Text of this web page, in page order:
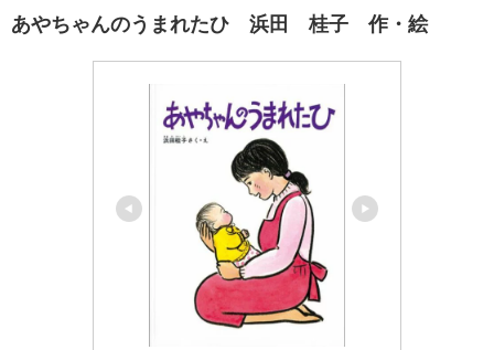
あやちゃんのうまれたひ 浜田 桂子 作・絵